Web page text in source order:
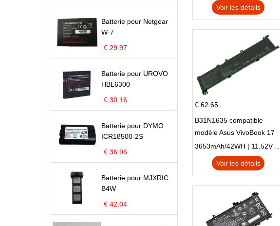
Batterie pour Netgear
W-7
€ 29.97
Batterie pour UROVO
HBL6300
€ 30.16
Batterie pour DYMO
ICR18500-2S
€ 36.96
Batterie pour MJXRIC
B4W
€ 42.04
Voir les détails
€ 62.65
B31N1635 compatible
modèle Asus VivoBook 17
X705NC X705UA X705UV
X705UN X705UD
Voir les détails